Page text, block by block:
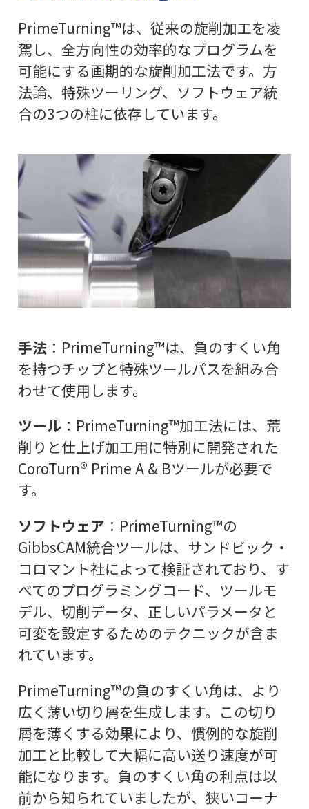
PrimeTurning™は、従来の旋削加工を凌
駕し、全方向性の効率的なプログラムを
可能にする画期的な旋削加工法です。方
法論、特殊ツーリング、ソフトウェア統
合の3つの柱に依存しています。
手法 ：PrimeTurning™は、負のすくい角
を持つチップと特殊ツールパスを組み合
わせて使用します。
ツール：PrimeTurning™加工法には、荒
削りと仕上げ加工用に特別に開発された
CoroTurn® Prime A & Bツールが必要で
す。
ソフトウェア ：PrimeTurning™の
GibbsCAM統合ツールは、サンドビック・
コロマント社によって検証されており、す
べてのプログラミングコード、ツールモ
デル、切削データ、正しいパラメータと
可変を設定するためのテクニックが含ま
れています。
PrimeTurning™の負のすくい角は、より
広く薄い切り屑を生成します。この切り
屑を薄くする効果により、慣例的な旋削
加工と比較して大幅に高い送り速度が可
能になります。負のすくい角の利点は以
前から知られていましたが、狭いコーナ